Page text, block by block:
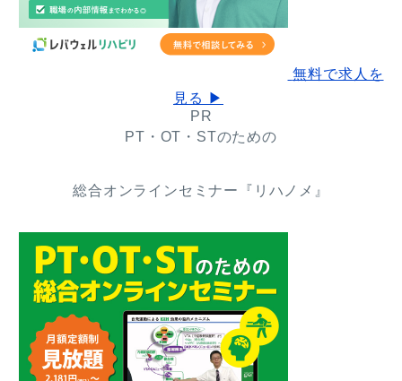
無料で求人を
見る ▶
PR
PT・OT・STのための
総合オンラインセミナー『リハノメ』